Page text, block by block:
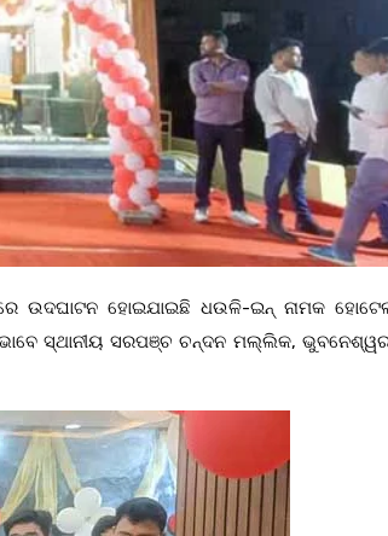
ଉଦଘାଟନ ହୋଇଯାଇଛି ଧଉଳି-ଇନ୍ ନାମକ
ସ୍ଥାନୀୟ ସରପଞ୍ଚ ଚନ୍ଦନ ମଲ୍ଲିକ,